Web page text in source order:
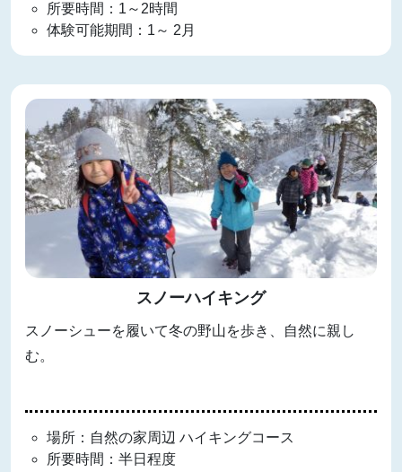
所要時間：1～2時間
体験可能期間：1～ 2月
スノーハイキング
スノーシューを履いて冬の野山を歩き、自然に親し
む。
場所：自然の家周辺 ハイキングコース
所要時間：半日程度